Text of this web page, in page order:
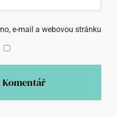
e-mail a webovou stránku